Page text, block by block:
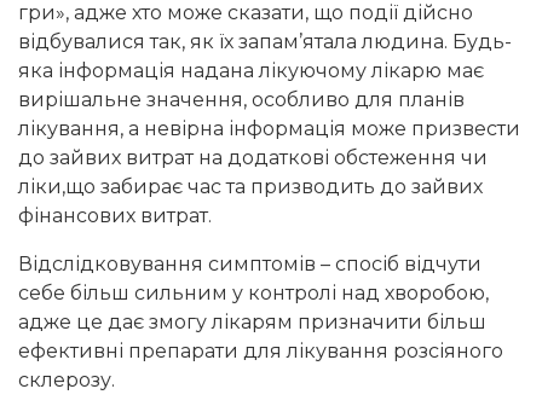
гри», адже хто може сказати, що події дійсно
відбувалися так, як їх запам’ятала людина. Будь-
яка інформація надана лікуючому лікарю має
вирішальне значення, особливо для планів
лікування, а невірна інформація може призвести
до зайвих витрат на додаткові обстеження чи
ліки,що забирає час та призводить до зайвих
фінансових витрат.
Відслідковування симптомів – спосіб відчути
себе більш сильним у контролі над хворобою,
адже це дає змогу лікарям призначити більш
ефективні препарати для лікування розсіяного
склерозу.